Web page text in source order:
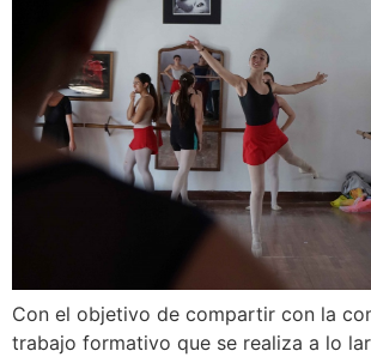
Con el objetivo de compartir con la
trabajo formativo que se realiza a lo